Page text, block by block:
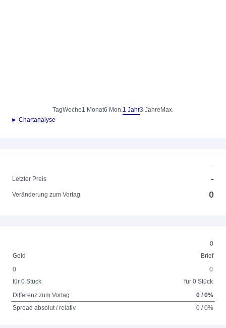
TagWoche1 Monat6 Mon.1 Jahr3 Jahre Max.
► Chartanalyse
-
Letzter Preis
-
Veränderung zum Vortag 0
0
Geld
Brief
0
für 0 Stück
0
für 0 Stück
Differenz zum Vortag
0 / 0%
Spread absolut / relativ
0 / 0%